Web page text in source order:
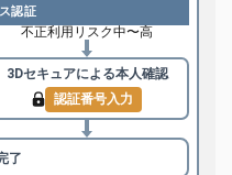
認証
不正利用リスク中〜高
3Dセキュアによる本人確認
認証番号入力
了